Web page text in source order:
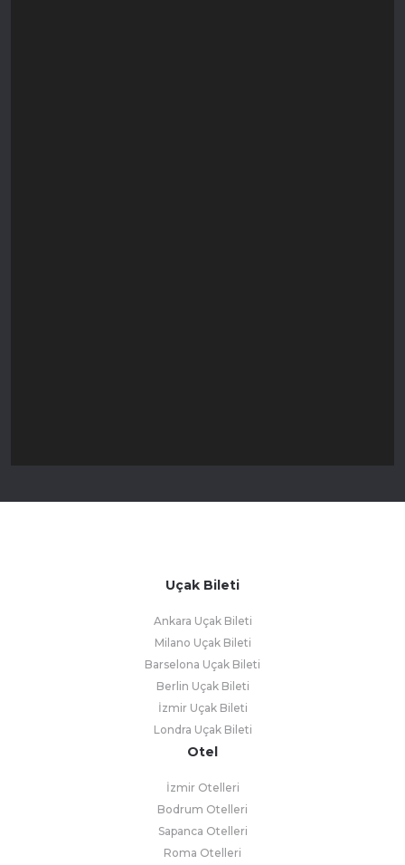
Uçak Bileti
Ankara Uçak Bileti
Milano Uçak Bileti
Barselona Uçak Bileti
Berlin Uçak Bileti
İzmir Uçak Bileti
Londra Uçak Bileti
Otel
İzmir Otelleri
Bodrum Otelleri
Sapanca Otelleri
Roma Otelleri